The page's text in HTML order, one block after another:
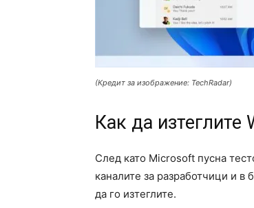
(Кредит за изображение: TechRadar)
Как да изтеглите
След като Microsoft пусна
каналите за разработчици и
да го изтеглите.